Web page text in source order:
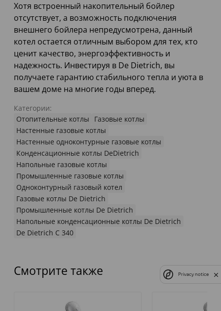
Хотя встроенный накопительный бойлер
отсутствует, а возможность подключения
внешнего бойлера непредусмотрена, данный
котел остается отличным выбором для тех, кто
ценит качество, энергоэффективность и
надежность. Инвестируя в De Dietrich, вы
получаете гарантию стабильного тепла и уюта в
вашем доме на многие годы вперед.
Категории:
Отопительные котлы
Газовые котлы
Настенные газовые котлы
Настенные одноконтурные газовые котлы
Конденсационные котлы DeDietrich
Напольные газовые котлы
Промышленные газовые котлы
Одноконтурный газовый котел
Газовые котлы De Dietrich
Промышленные котлы De Dietrich
Напольные конденсационные котлы De Dietrich
De Dietrich C 340
Смотрите также Privacy notice